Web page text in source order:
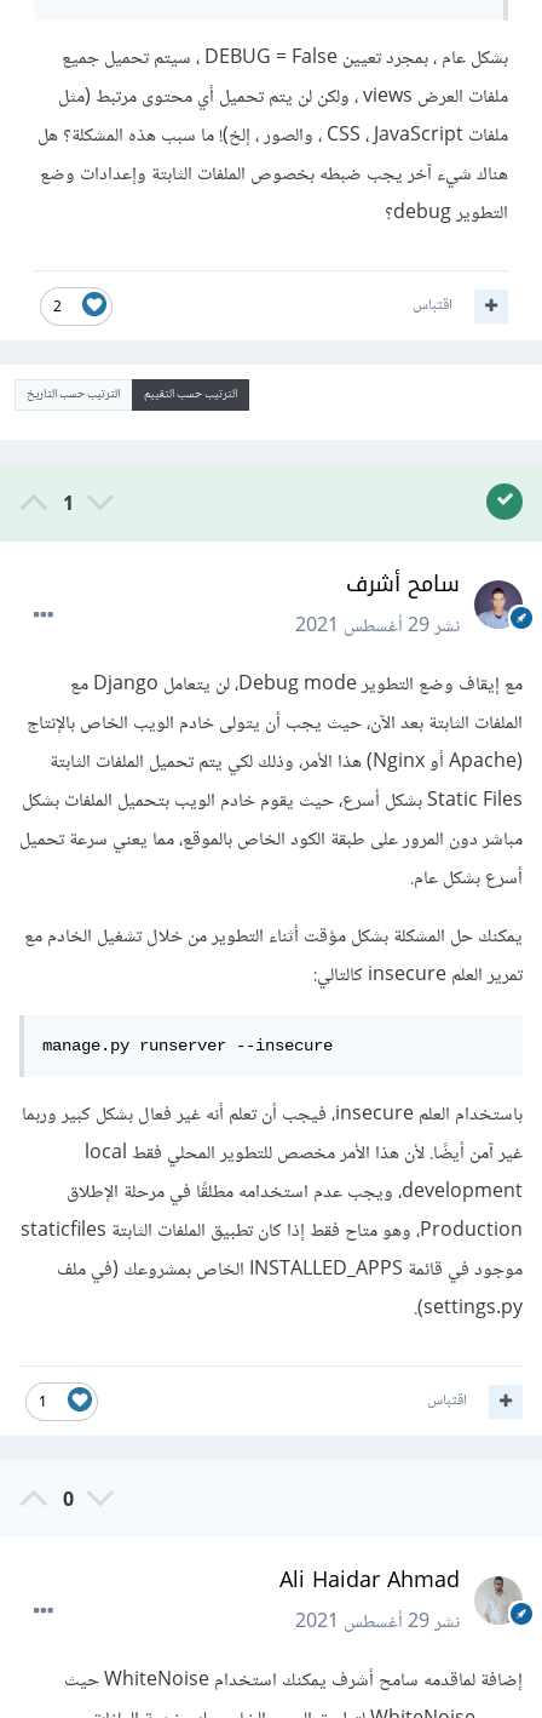
بشكل عام ، بمجرد تعيين DEBUG = False ، سيتم تحميل جميع
ملفات العرض views ، ولكن لن يتم تحميل أي محتوى مرتبط (مثل
ملفات CSS ، JavaScript ، والصور ، إلخ)! ما سبب هذه المشكلة؟ هل
هناك شيء آخر يجب ضبطه بخصوص الملفات الثابتة وإعدادات وضع
التطوير debug؟
2 اقتباس
الترتيب حسب التقييم الترتيب حسب التاريخ
1
سامح أشرف
نشر29 أغسطس 2021
مع إيقاف وضع التطوير Debug mode، لن يتعامل Django مع
الملفات الثابتة بعد الآن، حيث يجب أن يتولى خادم الويب الخاص بالإنتاج
(Apache أو Nginx) هذا الأمر، وذلك لكي يتم تحميل الملفات الثابتة
Static Files بشكل أسرع، حيث يقوم خادم الويب بتحميل الملفات بشكل
مباشر دون المرور على طبقة الكود الخاص بالموقع، مما يعني سرعة تحميل
أسرع بشكل عام.
يمكنك حل المشكلة بشكل مؤقت أثناء التطوير من خلال تشغيل الخادم مع
تمرير العلم insecure كالتالي:
manage.py runserver --insecure
باستخدام العلم insecure، فيجب أن تعلم أنه غير فعال بشكل كبير وربما
غير آمن أيضًا. لأن هذا الأمر مخصص للتطوير المحلي فقط local
development، ويجب عدم استخدامه مطلقًا في مرحلة الإطلاق
Production، وهو متاح فقط إذا كان تطبيق الملفات الثابتة staticfiles
موجود في قائمة INSTALLED_APPS الخاص بمشروعك (في ملف
settings.py).
1 اقتباس
0
Ali Haidar Ahmad
نشر29 أغسطس 2021
إضافة لماقدمه سامح أشرف يمكنك استخدام WhiteNoise حيث